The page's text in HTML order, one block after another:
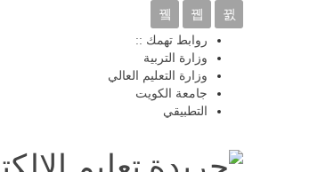
روابط تهمك ::
وزارة التربية
وزارة التعليم العالي
جامعة الكويت
التطبيقي